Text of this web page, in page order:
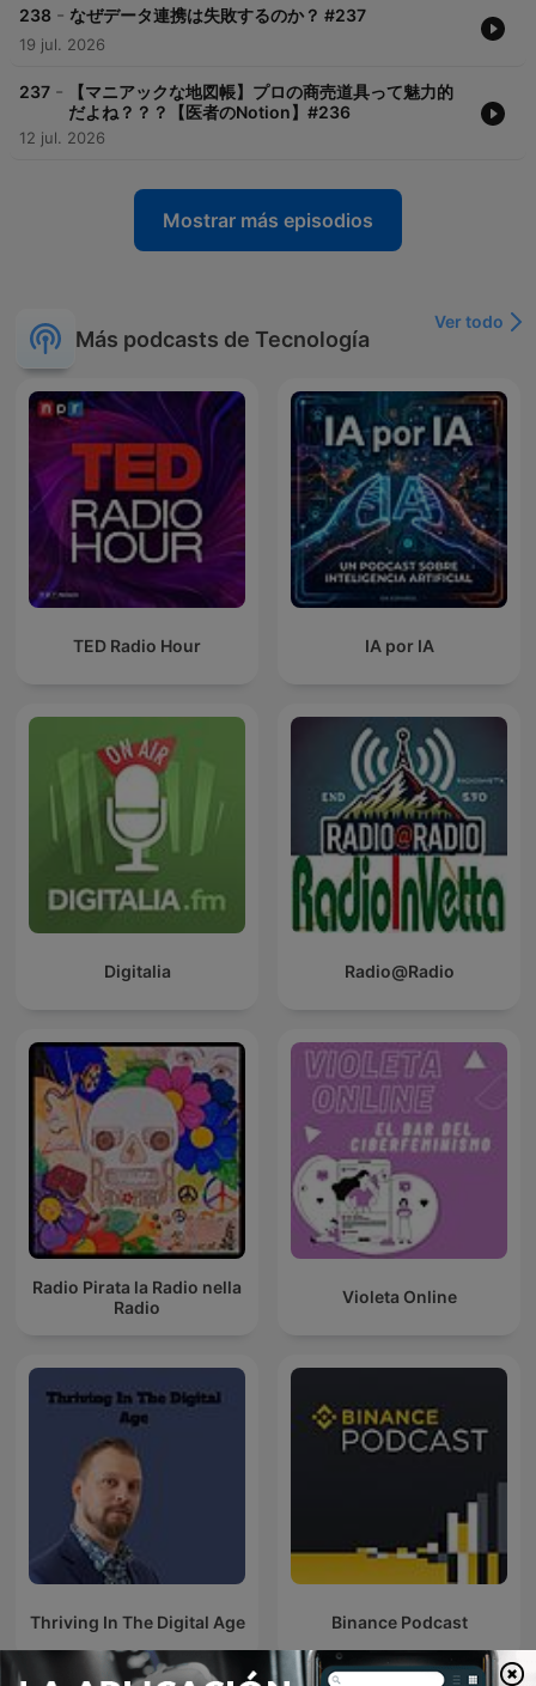
238 - なぜデータ連携は失敗するのか？ #237
19 jul. 2026
237 -
【マニアックな地図帳】プロの商売道具って魅力的
だよね？？？【医者のNotion】#236
12 jul. 2026
Mostrar más episodios
Más podcasts de Tecnología
Ver todo
TED Radio Hour IA por IA
Digitalia Radio@Radio
Radio Pirata la Radio nella
Radio
Violeta Online
Thriving In The Digital Age Binance Podcast